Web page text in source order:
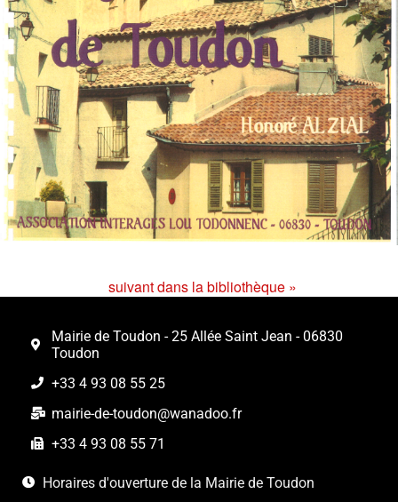
suivant dans la bibliothèque »
Mairie de Toudon - 25 Allée Saint Jean - 06830
Toudon
+33 4 93 08 55 25
mairie-de-toudon@wanadoo.fr
+33 4 93 08 55 71
Horaires d'ouverture de la Mairie de Toudon